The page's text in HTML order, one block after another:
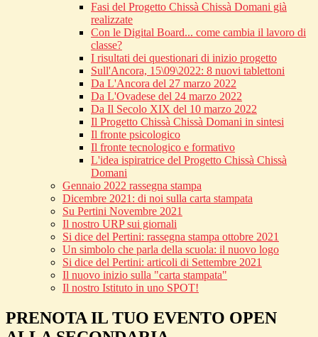
Fasi del Progetto Chissà Chissà Domani già
realizzate
Con le Digital Board... come cambia il lavoro di
classe?
I risultati dei questionari di inizio progetto
Sull'Ancora, 15\09\2022: 8 nuovi tablettoni
Da L'Ancora del 27 marzo 2022
Da L'Ovadese del 24 marzo 2022
Da Il Secolo XIX del 10 marzo 2022
Il Progetto Chissà Chissà Domani in sintesi
Il fronte psicologico
Il fronte tecnologico e formativo
L'idea ispiratrice del Progetto Chissà Chissà
Domani
Gennaio 2022 rassegna stampa
Dicembre 2021: di noi sulla carta stampata
Su Pertini Novembre 2021
Il nostro URP sui giornali
Si dice del Pertini: rassegna stampa ottobre 2021
Un simbolo che parla della scuola: il nuovo logo
Si dice del Pertini: articoli di Settembre 2021
Il nuovo inizio sulla "carta stampata"
Il nostro Istituto in uno SPOT!
PRENOTA IL TUO EVENTO OPEN